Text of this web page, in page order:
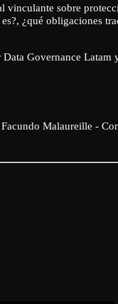
sobre
¿qué obligaciones
Governance
Malaureille -